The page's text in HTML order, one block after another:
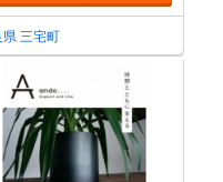
三宅町